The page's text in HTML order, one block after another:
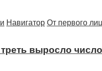
Навигатор От первого
выросло